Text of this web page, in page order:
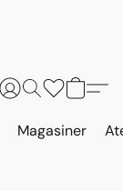
Magasiner